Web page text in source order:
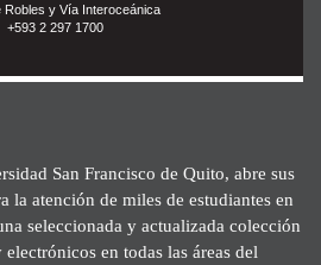
Robles y Vía Interoceánica
+593 2 297 1700
San Francisco de Quito, abre sus
la atención de miles de estudiantes en
seleccionada y actualizada colección
en todas las áreas del